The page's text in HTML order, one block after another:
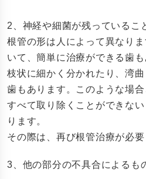
2、神経や細菌が残っているこ
根管の形は人によって異なり
いて、簡単に治療ができる歯も
枝状に細かく分かれたり、湾
歯もあります。このような場
すべて取り除くことができな
ります。
その際は、再び根管治療が必
3、他の部分の不具合によるも